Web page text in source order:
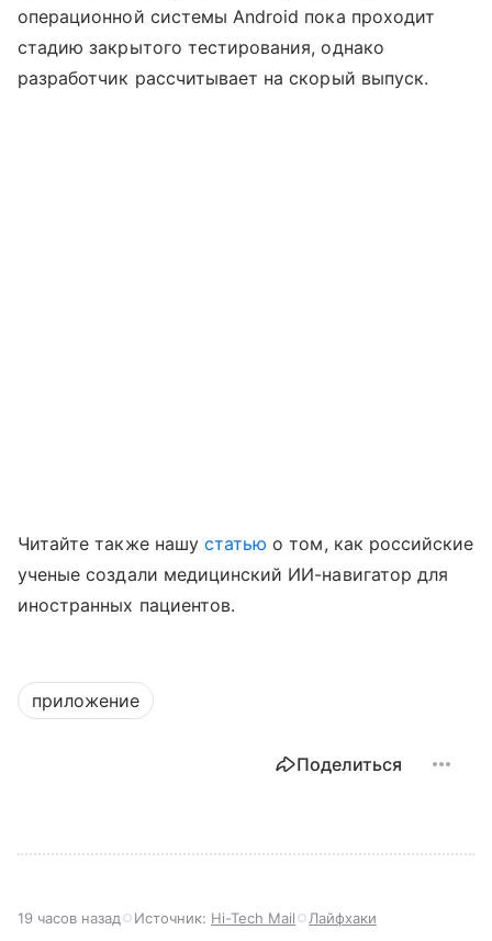
операционной системы Android пока проходит
стадию закрытого тестирования, однако
разработчик рассчитывает на скорый выпуск.
Читайте также нашу статью о том, как российские
ученые создали медицинский ИИ-навигатор для
иностранных пациентов.
приложение
Поделиться
19 часов назад Источник: Hi-Tech Mail Лайфхаки